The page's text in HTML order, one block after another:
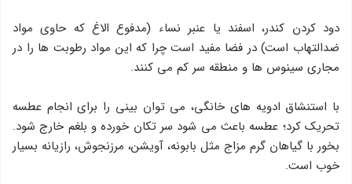
دود کردن کندر، اسفند یا عنبر نساء (مدفوع الاغ که حاوی مواد
ضدالتهاب است) در فضا مفید است چرا که این مواد رطوبت ها را در
مجاری سینوس ها و منطقه سر کم می کنند.
با استنشاق ادویه های خانگی، می توان بینی را برای انجام عطسه
تحریک کرد؛ عطسه باعث می شود سر تکان خورده و بلغم خارج شود.
بخور با گیاهان گرم مزاج مثل بابونه، آویشن، مرزنجوش، رازیانه بسیار
خوب است.